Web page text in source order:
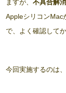
ますが、 不具合解消
AppleシリコンMac
で、よく確認して
今回実施するのは、